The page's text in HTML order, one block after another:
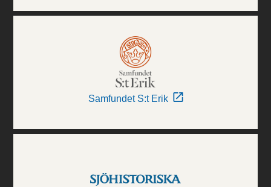
Samfundet S:t Erik